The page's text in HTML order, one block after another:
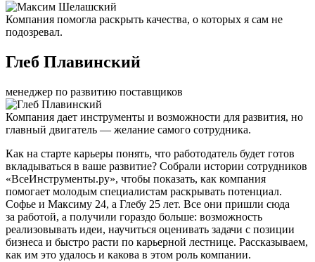
Компания помогла раскрыть качества, о которых я сам не
подозревал.
Глеб Плавинский
менеджер по развитию поставщиков
Компания дает инструменты и возможности для развития, но
главный двигатель — желание самого сотрудника.
Как на старте карьеры понять, что работодатель будет готов
вкладываться в ваше развитие? Собрали истории сотрудников
«ВсеИнструменты.ру», чтобы показать, как компания
помогает молодым специалистам раскрывать потенциал.
Софье и Максиму 24, а Глебу 25 лет. Все они пришли сюда
за работой, а получили гораздо больше: возможность
реализовывать идеи, научиться оценивать задачи с позиции
бизнеса и быстро расти по карьерной лестнице. Рассказываем,
как им это удалось и какова в этом роль компании.